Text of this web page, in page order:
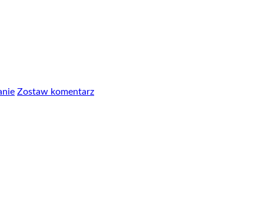
Zostaw komentarz